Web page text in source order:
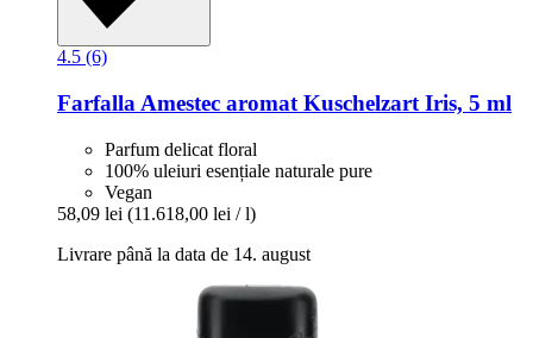
4.5 (6)
Farfalla Amestec aromat Kuschelzart Iris, 5 ml
Parfum delicat floral
100% uleiuri esențiale naturale pure
Vegan
58,09 lei (11.618,00 lei / l)
Livrare până la data de 14. august